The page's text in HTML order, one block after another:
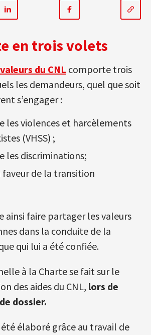
Facebook
en trois volets
du CNL comporte trois
les demandeurs, quel que soit
s’engager :
les violences et harcèlements
(VHSS) ;
les discriminations;
faveur de la transition
ainsi faire partager les valeurs
dans la conduite de la
qui lui a été confiée.
à la Charte se fait sur le
des aides du CNL, lors de
dossier.
élaboré grâce au travail de